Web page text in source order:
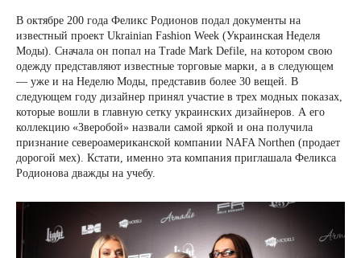
В октябре 200 года Феликс Родионов подал документы на
известный проект Ukrainian Fashion Week (Украинская Неделя
Моды). Сначала он попал на Trade Mark Defile, на котором свою
одежду представляют известные торговые марки, а в следующем
— уже и на Неделю Моды, представив более 30 вещей. В
следующем году дизайнер принял участие в трех модных показах,
которые вошли в главную сетку украинских дизайнеров. А его
коллекцию «Зверобой» назвали самой яркой и она получила
признание североамериканской компании NAFA Northen (продает
дорогой мех). Кстати, именно эта компания приглашала Феликса
Родионова дважды на учебу.